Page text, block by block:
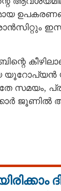
സമയം,
ജൂണിൽ